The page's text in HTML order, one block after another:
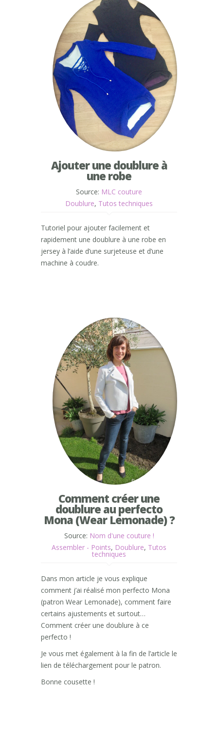
Ajouter une doublure à
une robe
Source: MLC couture
Doublure, Tutos techniques
Tutoriel pour ajouter facilement et
rapidement une doublure à une robe en
jersey à l’aide d’une surjeteuse et d’une
machine à coudre.
Comment créer une
doublure au perfecto
Mona (Wear Lemonade) ?
Source: Nom d'une couture !
Assembler - Points, Doublure, Tutos
techniques
Dans mon article je vous explique
comment j’ai réalisé mon perfecto Mona
(patron Wear Lemonade), comment faire
certains ajustements et surtout…
Comment créer une doublure à ce
perfecto !
Je vous met également à la fin de l’article le
lien de téléchargement pour le patron.
Bonne cousette !